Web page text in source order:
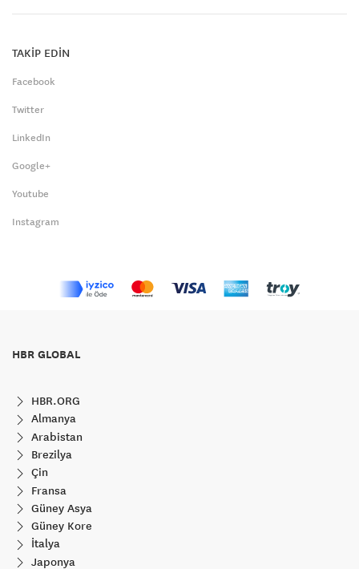
TAKİP EDİN
Facebook
Twitter
LinkedIn
Google+
Youtube
Instagram
HBR GLOBAL
HBR.ORG
Almanya
Arabistan
Brezilya
Çin
Fransa
Güney Asya
Güney Kore
İtalya
Japonya